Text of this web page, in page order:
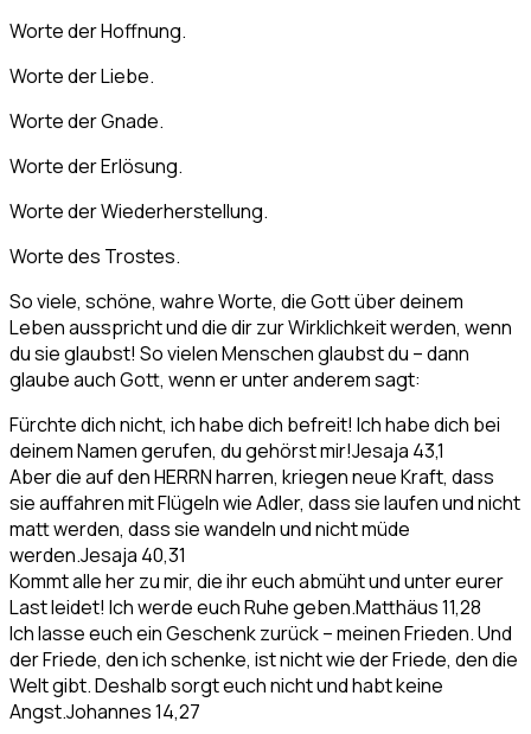
Worte der Hoffnung.
Worte der Liebe.
Worte der Gnade.
Worte der Erlösung.
Worte der Wiederherstellung.
Worte des Trostes.
So viele, schöne, wahre Worte, die Gott über deinem
Leben ausspricht und die dir zur Wirklichkeit werden, wenn
du sie glaubst! So vielen Menschen glaubst du – dann
glaube auch Gott, wenn er unter anderem sagt:
Fürchte dich nicht, ich habe dich befreit! Ich habe dich bei
deinem Namen gerufen, du gehörst mir!Jesaja 43,1
Aber die auf den HERRN harren, kriegen neue Kraft, dass
sie auffahren mit Flügeln wie Adler, dass sie laufen und nicht
matt werden, dass sie wandeln und nicht müde
werden.Jesaja 40,31
Kommt alle her zu mir, die ihr euch abmüht und unter eurer
Last leidet! Ich werde euch Ruhe geben.Matthäus 11,28
Ich lasse euch ein Geschenk zurück – meinen Frieden. Und
der Friede, den ich schenke, ist nicht wie der Friede, den die
Welt gibt. Deshalb sorgt euch nicht und habt keine
Angst.Johannes 14,27